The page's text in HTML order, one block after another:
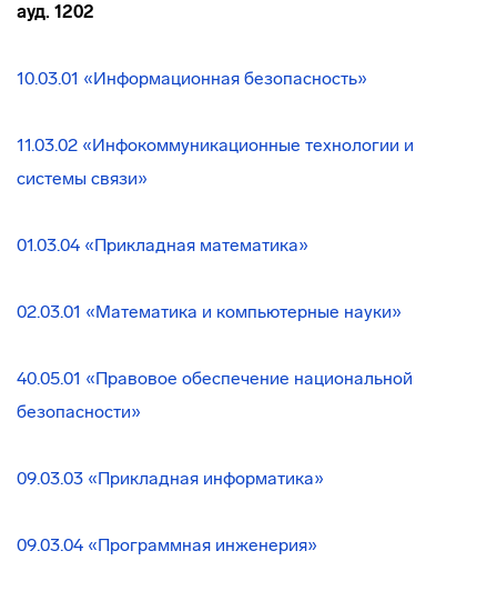
ауд. 1202
10.03.01 «Информационная безопасность»
11.03.02 «Инфокоммуникационные технологии и
системы связи»
01.03.04 «Прикладная математика»
02.03.01 «Математика и компьютерные науки»
40.05.01 «Правовое обеспечение национальной
безопасности»
09.03.03 «Прикладная информатика»
09.03.04 «Программная инженерия»